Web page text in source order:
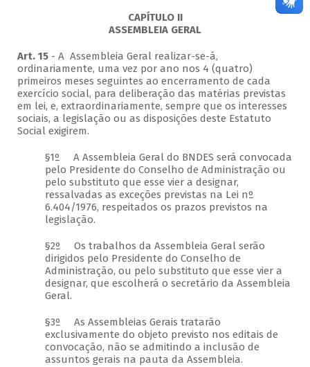
CAPÍTULO II
ASSEMBLEIA GERAL
Art. 15- A Assembleia Geral realizar-se-á,
ordinariamente, uma vez por ano nos 4 (quatro)
primeiros meses seguintes ao encerramento de cada
exercício social, para deliberação das matérias previstas
em lei, e, extraordinariamente, sempre que os interesses
sociais, a legislação ou as disposições deste Estatuto
Social exigirem.
§1º A Assembleia Geral do BNDES será convocada
pelo Presidente do Conselho de Administração ou
pelo substituto que esse vier a designar,
ressalvadas as exceções previstas na Lei nº
6.404/1976, respeitados os prazos previstos na
legislação.
§2º Os trabalhos da Assembleia Geral serão
dirigidos pelo Presidente do Conselho de
Administração, ou pelo substituto que esse vier a
designar, que escolherá o secretário da Assembleia
Geral.
§3º As Assembleias Gerais tratarão
exclusivamente do objeto previsto nos editais de
convocação, não se admitindo a inclusão de
assuntos gerais na pauta da Assembleia.